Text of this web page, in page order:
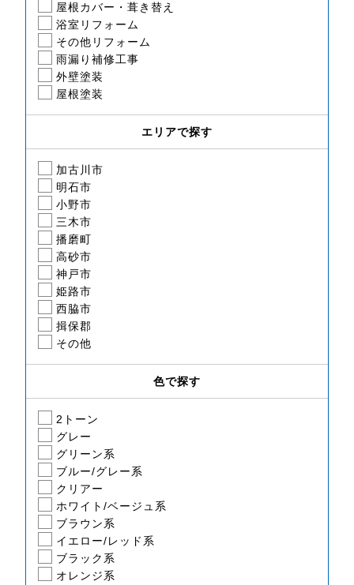
屋根カバー・葺き替え
浴室リフォーム
その他リフォーム
雨漏り補修工事
外壁塗装
屋根塗装
エリアで探す
加古川市
明石市
小野市
三木市
播磨町
高砂市
神戸市
姫路市
西脇市
揖保郡
その他
色で探す
2トーン
グレー
グリーン系
ブルー/グレー系
クリアー
ホワイト/ベージュ系
ブラウン系
イエロー/レッド系
ブラック系
オレンジ系